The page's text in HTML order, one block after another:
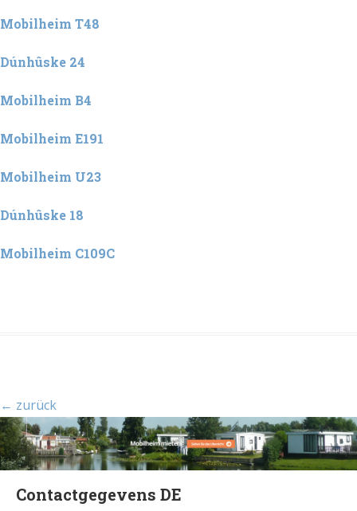
Mobilheim T48
Dúnhûske 24
Mobilheim B4
Mobilheim E191
Mobilheim U23
Dúnhûske 18
Mobilheim C109C
← zurück
Contactgegevens DE